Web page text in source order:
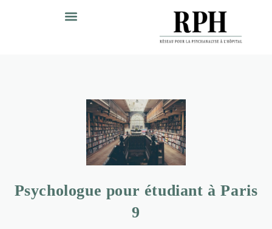
Psychologue pour étudiant à Paris
9